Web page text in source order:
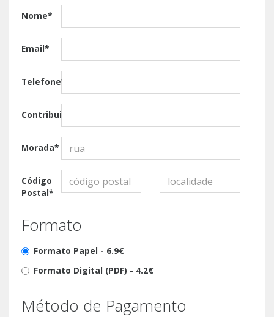
Nome*
Email*
Telefone*
Contribuinte*
Morada*
Código
Postal*
Formato
Formato Papel - 6.9€
Formato Digital (PDF) - 4.2€
Método de Pagamento